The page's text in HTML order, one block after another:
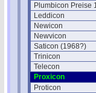
Plumbicon Preise
Leddicon
Newicon
Newvicon
Saticon (1968?)
Trinicon
Telecon
Proxicon
Proticon